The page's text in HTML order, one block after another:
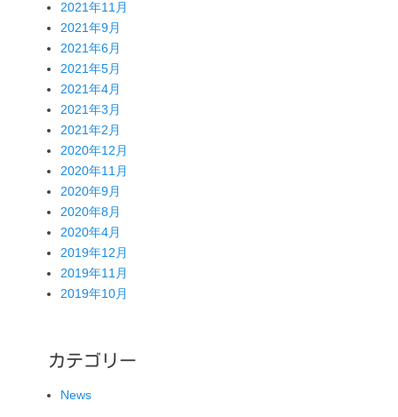
2021年11月
2021年9月
2021年6月
2021年5月
2021年4月
2021年3月
2021年2月
2020年12月
2020年11月
2020年9月
2020年8月
2020年4月
2019年12月
2019年11月
2019年10月
カテゴリー
News